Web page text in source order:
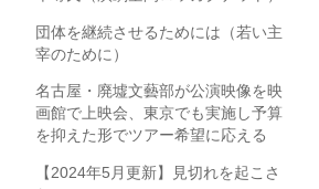
団体を継続させるためには（若い主
宰のために）
名古屋・廃墟文藝部が公演映像を映
画館で上映会、東京でも実施し予算
を抑えた形でツアー希望に応える
【2024年5月更新】見切れを起こさ